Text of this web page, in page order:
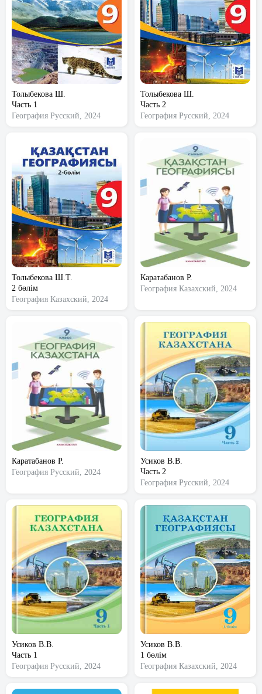
Толыбекова Ш.
Часть 1
География Русский, 2024
Толыбекова Ш.
Часть 2
География Русский, 2024
Толыбекова Ш.Т.
2 бөлім
География Казахский, 2024
Каратабанов Р.
География Казахский, 2024
Каратабанов Р.
География Русский, 2024
Усиков В.В.
Часть 2
География Русский, 2024
Усиков В.В.
Часть 1
География Русский, 2024
Усиков В.В.
1 бөлім
География Казахский, 2024